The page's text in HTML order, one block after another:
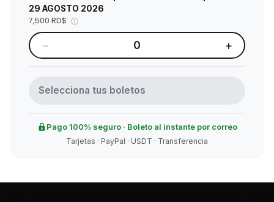
29 AGOSTO 2026
7,500 RD$ ⓘ
− 0 +
Selecciona tus boletos
Pago 100% seguro · Boleto al instante por correo
Tarjetas · PayPal · USDT · Transferencia